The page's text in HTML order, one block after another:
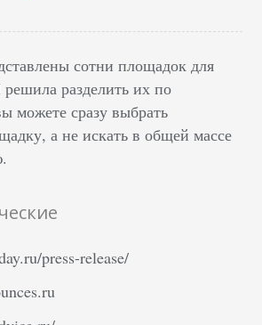
сотни площадок для
разделить их по
можете сразу выбрать
а не искать в общей массе
press-release/